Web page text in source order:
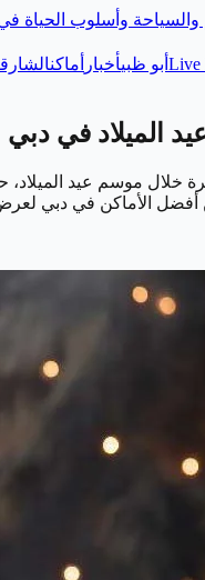
وأسلوب الحياة في
Live أبو ظبيأخبار أماكن
خلال موسم عيد
أفضل الأماكن في دبي